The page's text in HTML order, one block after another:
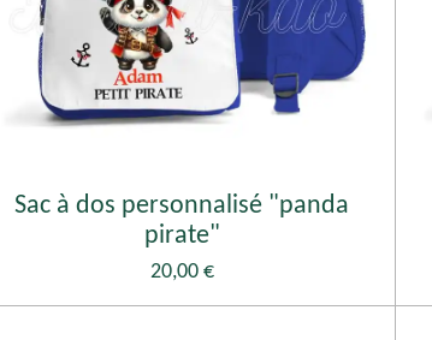
Sac à dos personnalisé "panda
pirate"
20,00 €